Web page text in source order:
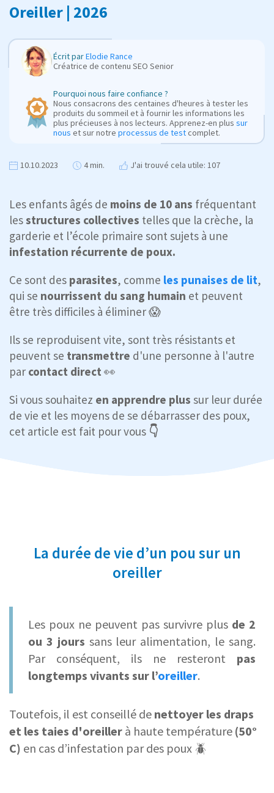
Oreiller | 2026
Écrit parElodie Rance
Créatrice de contenu SEO Senior
Pourquoi nous faire confiance ?
Nous consacrons des centaines d'heures à tester les
produits du sommeil et à fournir les informations les
plus précieuses à nos lecteurs. Apprenez-en plus sur
nous et sur notre processus de testcomplet.
10.10.2023 4 min. J'ai trouvé cela utile: 107
Les enfants âgés de moins de 10 ans fréquentant
lesstructures collectives telles que la crèche, la
garderie et l’école primaire sont sujets à une
infestation récurrente de poux.
Ce sont des parasites, comme les punaises de lit,
qui se nourrissent du sang humain et peuvent
être très difficiles à éliminer 😱
Ils se reproduisent vite, sont très résistants et
peuvent se transmettre d'une personne à l'autre
par contact direct 👀
Si vous souhaitez en apprendre plus sur leur durée
de vie et les moyens de se débarrasser des poux,
cet article est fait pour vous 👇
La durée de vie d’un pou sur un
oreiller
Les poux ne peuvent pas survivre plus de 2
ou 3 jours sans leur alimentation, le sang.
Par conséquent, ils ne resteront pas
longtemps vivants sur l’oreiller.
Toutefois, il est conseillé de nettoyer les draps
et les taies d'oreiller à haute température (50°
C) en cas d’infestation par des poux 🪲